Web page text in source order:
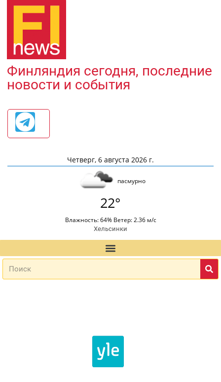
Финляндия сегодня, последние
новости и события
Четверг, 6 августа 2026 г.
пасмурно
22°
Влажность: 64% Ветер: 2.36 м/с
Хельсинки